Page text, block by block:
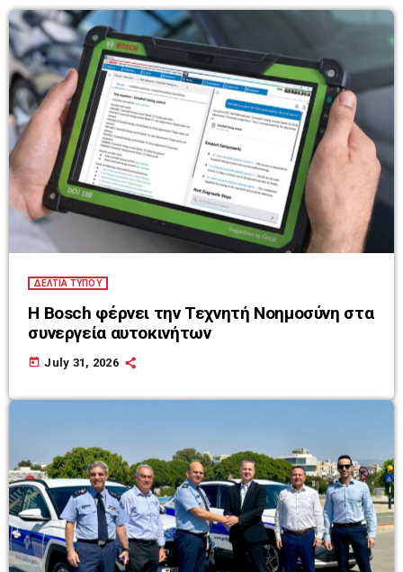
ΔΕΛΤΙΑ ΤΥΠΟΥ
Η Bosch φέρνει την Τεχνητή Νοημοσύνη στα
συνεργεία αυτοκινήτων
today July 31, 2026